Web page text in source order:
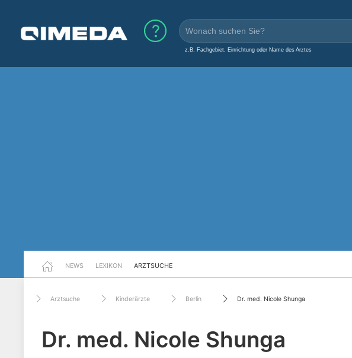
z.B. Fachgebiet, Einrichtung oder Name des Arztes
NEWS LEXIKON ARZTSUCHE
Arztsuche Kinderärzte Berlin Dr. med. Nicole Shunga
Dr. med. Nicole Shunga